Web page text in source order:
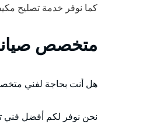
كما نوفر خدمة تصليح
متخصص
هل أنت بحاجة لفني
نحن نوفر لكم أفضل فني